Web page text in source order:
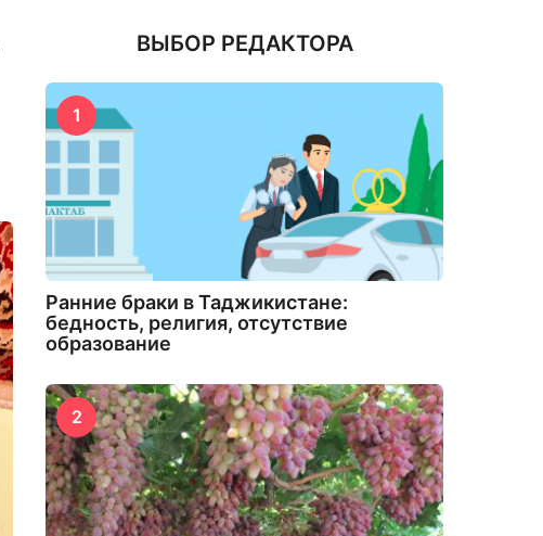
ВЫБОР РЕДАКТОРА
1
Ранние браки в Таджикистане:
бедность, религия, отсутствие
образование
2